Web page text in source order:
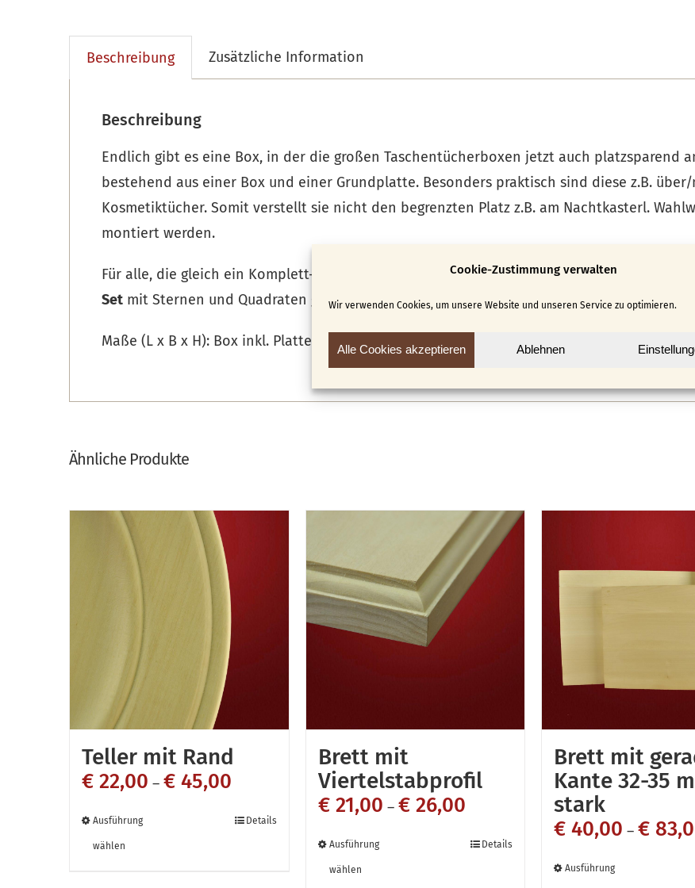
Cookie-Zustimmung verwalten
Wir verwenden Cookies, um unsere Website und unseren Service zu optimieren.
Alle Cookies akzeptieren Ablehnen
Beschreibung Zusätzliche Information
Beschreibung
Endlich gibt es eine Box, in der die großen Taschentücherboxen jetzt auch platzsparend
bestehend aus einer Box und einer Grundplatte. Besonders praktisch sind diese z.B.
Kosmetiktücher. Somit verstellt sie nicht den begrenzten Platz z.B. am Nachtkasterl.
montiert werden.
Für alle, die gleich ein Komplett-Set (inkl. Scharniere, Verschlüsse, Aufhänger und
Set mit Sternen und Quadraten ganz richtig. Wer sich das Zubehör gerne selbst aussucht,
Maße (L x B x H): Box inkl. Platte 34 x 18 x 8 cm
Ähnliche Produkte
Teller mit Rand
€ 22,00 – € 45,00
Ausführung
wählen
Details
Brett mit
Viertelstabprofil
€21,00 – €26,00
Ausführung
wählen
Details
Brett mit
Kante 32-35
stark
€ 40,00 – €
Ausführung